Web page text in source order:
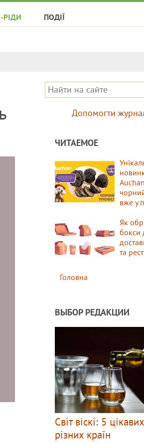
РІДИ ПОДІЇ
Допомогти
ЧИТАЕМОЕ
вже у
Як
бокси
та
Головна
ВЫБОР РЕДАКЦИИ
Світ віскі: 5
різних країн